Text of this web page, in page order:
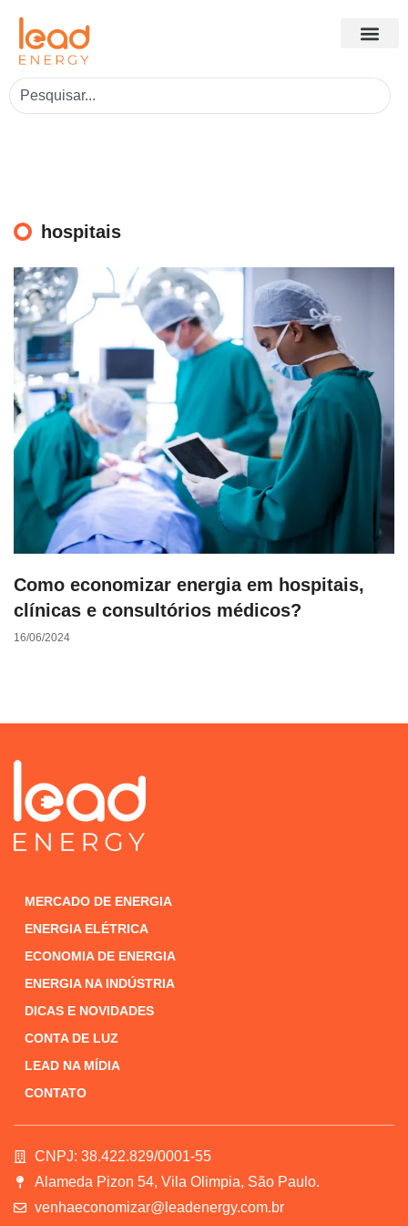
hospitais
Como economizar energia em hospitais,
clínicas e consultórios médicos?
16/06/2024
MERCADO DE ENERGIA
ENERGIA ELÉTRICA
ECONOMIA DE ENERGIA
ENERGIA NA INDÚSTRIA
DICAS E NOVIDADES
CONTA DE LUZ
LEAD NA MÍDIA
CONTATO
CNPJ: 38.422.829/0001-55
Alameda Pizon 54, Vila Olimpia, São Paulo.
venhaeconomizar@leadenergy.com.br